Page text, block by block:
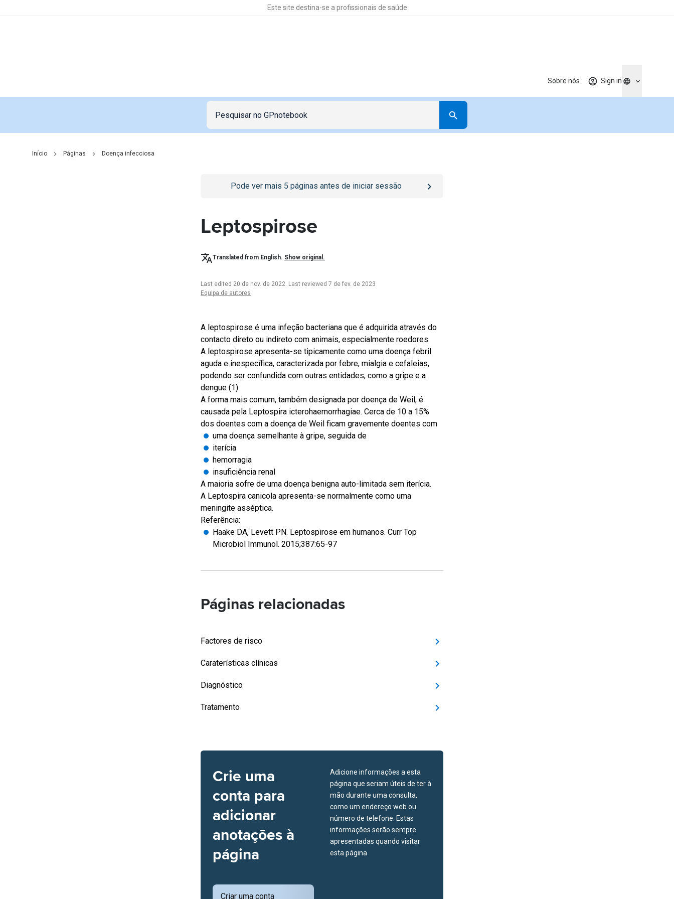
Este site destina-se a profissionais de saúde
Sobre nós Sign in
Início Páginas Doença infecciosa
/sign-inpage
Pode ver mais 5 páginas antes de iniciar sessão
Leptospirose
Translated from English. Show original.
Last edited 20 de nov. de 2022. Last reviewed 7 de fev. de 2023
Equipa de autores
A leptospirose é uma infeção bacteriana que é adquirida através do
contacto direto ou indireto com animais, especialmente roedores.
A leptospirose apresenta-se tipicamente como uma doença febril
aguda e inespecífica, caracterizada por febre, mialgia e cefaleias,
podendo ser confundida com outras entidades, como a gripe e a
dengue (1)
A forma mais comum, também designada por doença de Weil, é
causada pela Leptospira icterohaemorrhagiae. Cerca de 10 a 15%
dos doentes com a doença de Weil ficam gravemente doentes com
uma doença semelhante à gripe, seguida de
iterícia
hemorragia
insuficiência renal
A maioria sofre de uma doença benigna auto-limitada sem iterícia.
A Leptospira canicola apresenta-se normalmente como uma
meningite asséptica.
Referência:
Haake DA, Levett PN. Leptospirose em humanos. Curr Top
Microbiol Immunol. 2015;387:65-97
Páginas relacionadas
Factores de risco
Caraterísticas clínicas
Diagnóstico
Tratamento
Crie uma
conta para
adicionar
anotações à
página
Criar uma conta
Adicione informações a esta
página que seriam úteis de ter à
mão durante uma consulta,
como um endereço web ou
número de telefone. Estas
informações serão sempre
apresentadas quando visitar
esta página